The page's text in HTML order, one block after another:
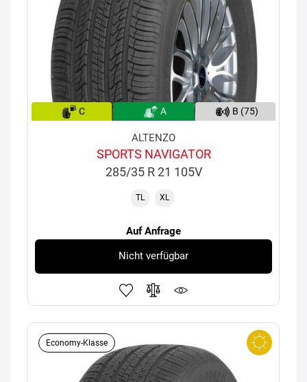
C A B (75)
ALTENZO
SPORTS NAVIGATOR
285/35 R 21 105V
TL XL
Auf Anfrage
Nicht verfügbar
Economy-Klasse